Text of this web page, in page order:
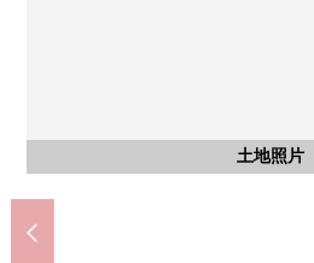
土地照片
土地照片
土地照片
土地照片
土地照片
土地照片
土地照片
含有前面道路的
含有前面道路的
国分寺站(JR中央线
Maruetsu国分寺南口
松本清府中新町商店
国分寺市立第一小学
国分寺市立第2中学(
国分寺南邮局(约
元町公园(约